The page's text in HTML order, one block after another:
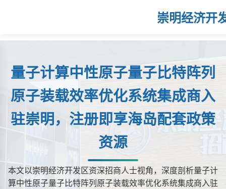
崇明经济开
量子计算中性原子量子比特阵列
原子装载效率优化系统集成商入
驻崇明，注册即享海岛配套政策
资源
本文以崇明经济开发区资深招商人士视角，深度剖析量子计
算中性原子量子比特阵列原子装载效率优化系统集成商入驻